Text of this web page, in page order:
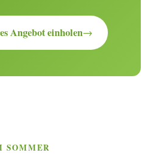
Angebot einholen
SOMMER